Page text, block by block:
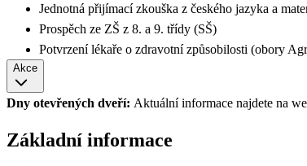
Jednotná přijímací zkouška z českého jazyka a
Prospěch ze ZŠ z 8. a 9. třídy (SŠ)
Potvrzení lékaře o zdravotní způsobilosti (obory
Akce
Dny otevřených dveří: Aktuální informace najdete na
Základní informace